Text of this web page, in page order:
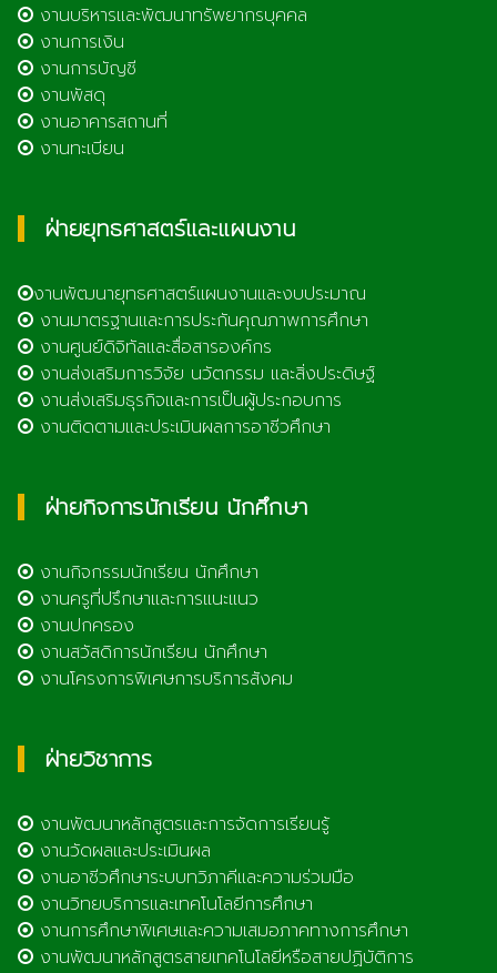
งานบริหารและพัฒนาทรัพยากรบุคคล
งานการเงิน
งานการบัญชี
งานพัสดุ
งานอาคารสถานที่
งานทะเบียน
ฝ่ายยุทธศาสตร์และแผนงาน
งานพัฒนายุทธศาสตร์แผนงานและงบประมาณ
งานมาตรฐานและการประกันคุณภาพการศึกษา
งานศูนย์ดิจิทัลและสื่อสารองค์กร
งานส่งเสริมการวิจัย นวัตกรรม และสิ่งประดิษฐ์
งานส่งเสริมธุรกิจและการเป็นผู้ประกอบการ
งานติดตามและประเมินผลการอาชีวศึกษา
ฝ่ายกิจการนักเรียน นักศึกษา
งานกิจกรรมนักเรียน นักศึกษา
งานครูที่ปรึกษาและการแนะแนว
งานปกครอง
งานสวัสดิการนักเรียน นักศึกษา
งานโครงการพิเศษการบริการสังคม
ฝ่ายวิชาการ
งานพัฒนาหลักสูตรและการจัดการเรียนรู้
งานวัดผลและประเมินผล
งานอาชีวศึกษาระบบทวิภาคีและความร่วมมือ
งานวิทยบริการและเทคโนโลยีการศึกษา
งานการศึกษาพิเศษและความเสมอภาคทางการศึกษา
งานพัฒนาหลักสูตรสายเทคโนโลยีหรือสายปฏิบัติการ